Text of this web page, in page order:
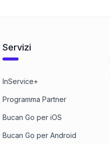
Servizi
InService+
Programma Partner
Bucan Go per iOS
Bucan Go per Android